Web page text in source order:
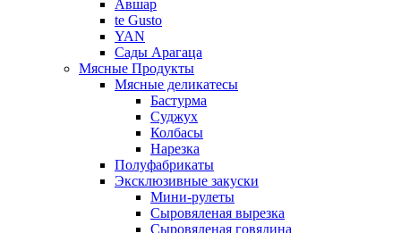
Авшар
te Gusto
YAN
Сады Арагаца
Мясные Продукты
Мясные деликатесы
Бастурма
Суджух
Колбасы
Нарезка
Полуфабрикаты
Эксклюзивные закуски
Мини-рулеты
Сыровяленая вырезка
Сыровяленая говядина